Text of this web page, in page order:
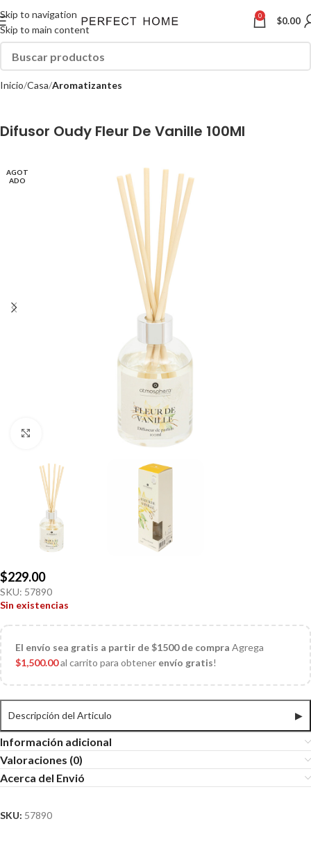
Skip to navigation
Skip to main content
0 $0.00
Inicio Casa Aromatizantes
Difusor Oudy Fleur De Vanille 100Ml
AGOT
ADO
$229.00
SKU: 57890
Sin existencias
El envío sea gratis a partir de $1500 de compra Agrega
$1,500.00al carrito para obtener envío gratis!
Descripción del Articulo ▶
Información adicional
Valoraciones (0)
Acerca del Envió
SKU: 57890